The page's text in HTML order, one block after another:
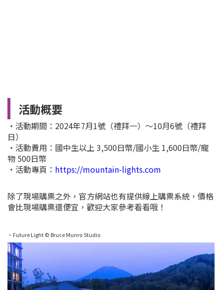
活動概要
・活動期間：2024年7月1號（禮拜一）～10月6號（禮拜
日）
・活動費用：國中生以上 3,500日幣/國小生 1,600日幣/寵
物 500日幣
・活動專頁： https://mountain-lights.com
除了現場購票之外，官方網站也有提供線上購票系統，價格
會比現場購票還便宜，歡迎大家參考看看哦！
・Future Light © Bruce Munro Studio